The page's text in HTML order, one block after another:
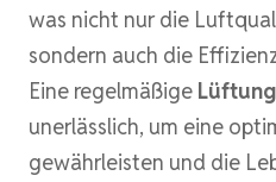
was nicht nur die
sondern auch die
Eine regelmäßige
unerlässlich, um eine
gewährleisten und die